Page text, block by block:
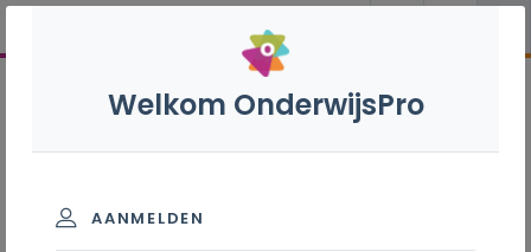
Welkom OnderwijsPro
AANMELDEN